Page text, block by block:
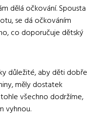
dělá očkování. Spousta
se dá očkováním
co doporučuje dětský
důležité, aby děti dobře
měly dostatek
všechno dodržíme,
vyhnou.